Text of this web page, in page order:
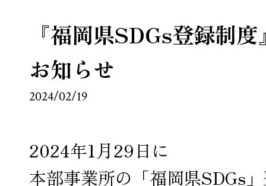
『福岡県SDGs登録制
お知らせ
2024/02/19
2024年1 月29日に
本部事業所の「福岡県SDGs